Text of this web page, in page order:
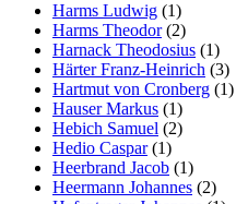
Harms Ludwig (1)
Harms Theodor(2)
Harnack Theodosius (1)
Härter Franz-Heinrich (3)
Hartmut von Cronberg (1)
Hauser Markus (1)
Hebich Samuel (2)
Hedio Caspar(1)
Heerbrand Jacob (1)
Heermann Johannes (2)